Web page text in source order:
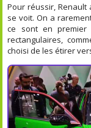
Pour réussir, Renault
se voit. On a
ce sont en premier
rectangulaires,
choisi de les étirer